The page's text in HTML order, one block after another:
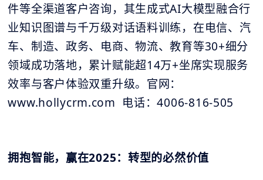
件等全渠道客户咨询，其生成式AI大模型融合行
业知识图谱与千万级对话语料训练，在电信、汽
车、制造、政务、电商、物流、教育等30+细分
领域成功落地，累计赋能超14万+坐席实现服务
效率与客户体验双重升级。官网：
www.hollycrm.com 电话：4006-816-505
拥抱智能，赢在2025：转型的必然价值